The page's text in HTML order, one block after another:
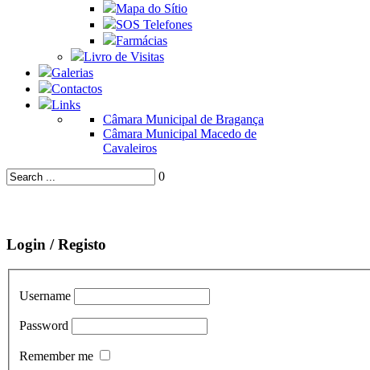
Mapa do Sítio
SOS Telefones
Farmácias
Livro de Visitas
Galerias
Contactos
Links
Câmara Municipal de Bragança
Câmara Municipal Macedo de
Cavaleiros
0
Login / Registo
Username
Password
Remember me